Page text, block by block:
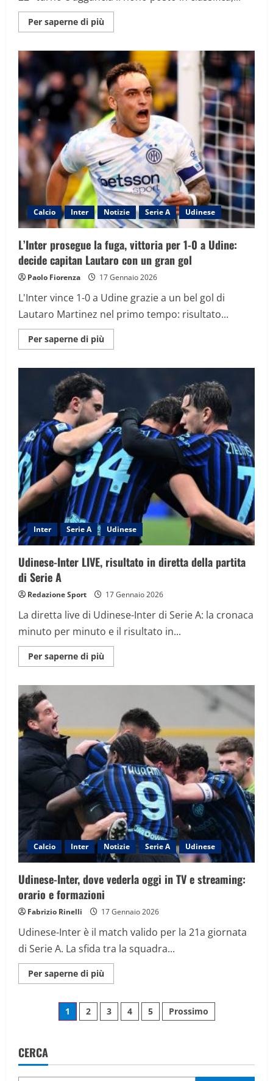
Per saperne di più
informazioni
il
Verona,
Atta
e
Davis
illuminano
il
Bentagodi:
notte
fonda
per
l’Hellas
Calcio Inter Notizie Serie A Udinese
L’Inter prosegue la fuga, vittoria per 1-0 a Udine:
decide capitan Lautaro con un gran gol
Paolo Fiorenza 17 Gennaio 2026
L'Inter vince 1-0 a Udine grazie a un bel gol di
Lautaro Martinez nel primo tempo: risultato...
Per saperne di più
informazioni
la
fuga,
vittoria
per
1-
0
a
Udine:
decide
capitan
Lautaro
con
un
gran
gol
Inter Serie A Udinese
Udinese-Inter LIVE, risultato in diretta della partita
di Serie A
Redazione Sport 17 Gennaio 2026
La diretta live di Udinese-Inter di Serie A: la cronaca
minuto per minuto e il risultato in...
Per saperne di più
informazioni
risultato
diretta
della
partita
di
Serie
A
Calcio Inter Notizie Serie A Udinese
Udinese-Inter, dove vederla oggi in TV e streaming:
orario e formazioni
Fabrizio Rinelli 17 Gennaio 2026
Udinese-Inter è il match valido per la 21a giornata
di Serie A. La sfida tra la squadra...
Per saperne di più
informazioni
Inter,
dove
vederla
streaming:
orario
Paginazione
articoli
1 2 3 4 5 Prossimo
CERCA